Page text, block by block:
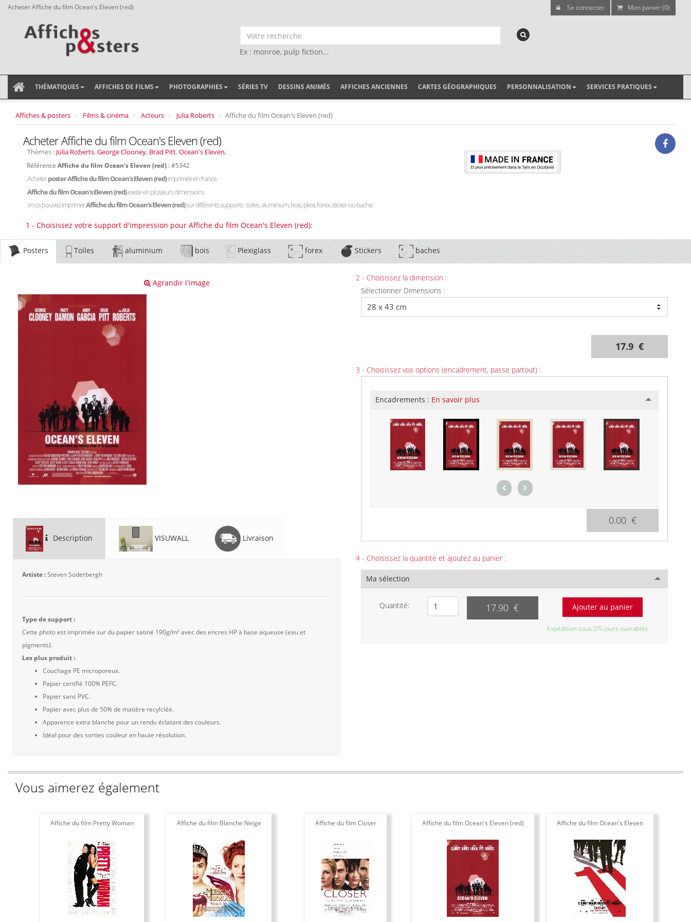
Acheter Affiche du film Ocean's Eleven (red) Se connecter Mon panier (0)
Ex : monroe, pulp fiction...
THÉMATIQUES AFFICHES DE FILMS PHOTOGRAPHIES SÉRIES TV DESSINS ANIMÉS AFFICHES ANCIENNES CARTES GÉOGRAPHIQUES PERSONNALISATION SERVICES PRATIQUES
Affiches & posters Films & cinéma Acteurs Julia Roberts Affiche du film Ocean's Eleven (red)
Acheter Affiche du film Ocean's Eleven (red)
Thèmes : Julia Roberts, George Clooney, Brad Pitt, Ocean's Eleven,
Référence Affiche du film Ocean's Eleven (red) : #5342
Acheterposter Affiche du film Ocean's Eleven (red)imprimée en france.
Affiche du film Ocean's Eleven (red)existe en plusieurs dimensions.
Vous pouvez imprimerAffiche du film Ocean's Eleven (red)sur différents supports : toiles, aluminium, bois, plexi, forex, sticker ou bache.
1 - Choisissez votre support d'impression pour Affiche du film Ocean's Eleven (red):
Posters Toiles aluminium bois Plexiglass forex Stickers baches
Agrandir l'image
Description VISUWALL Livraison
Artiste :Steven Soderbergh
Type de support :
Cette photo est imprimée sur du papier satiné 190g/m² avec des encres HP à base aqueuse (eau et
pigments).
Les plus produit :
Couchage PE microporeux.
Papier certifié 100% PEFC.
Papier sans PVC.
Papier avec plus de 50% de matière recylclée.
Apparence extra blanche pour un rendu éclatant des couleurs.
Idéal pour des sorties couleur en haute résolution.
2 - Choisissez la dimension :
Sélectionner Dimensions :
17.9 €
3 - Choisissez vos options (encadrement, passe partout) :
Encadrements : En savoir plus
0.00 €
4 - Choisissez la quantité et ajoutez au panier :
Ma sélection
Quantité: 17.90 €
Expédition sous 2/5 jours ouvrables.
Vous aimerez également
Affiche du film Pretty Woman Affiche du film Blanche Neige Affiche du film Closer Affiche du film Ocean's Eleven (red) Affiche du film Ocean's Eleven